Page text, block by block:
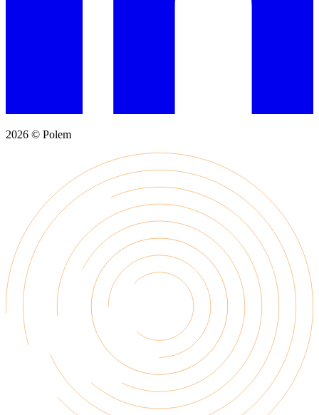
2026 © Polem